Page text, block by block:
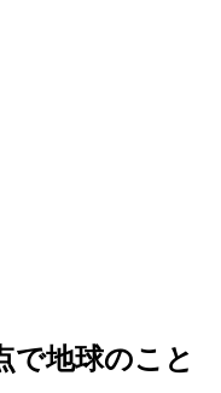
で地球のこと